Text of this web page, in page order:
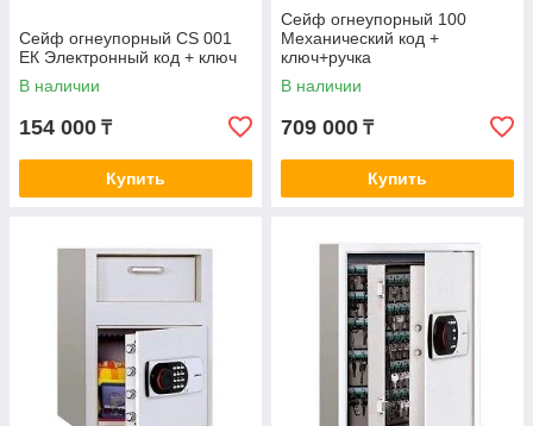
Сейф огнеупорный CS 001
ЕК Электронный код + ключ
В наличии
154 000 ₸
Купить
Сейф огнеупорный 100
Механический код +
ключ+ручка
В наличии
709 000 ₸
Купить